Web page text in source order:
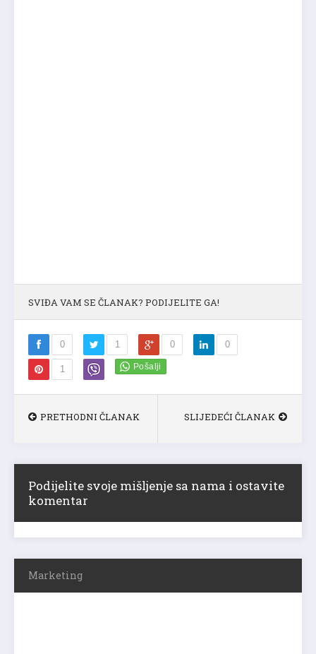
SVIĐA VAM SE ČLANAK? PODIJELITE GA!
0 1 0 0
1
PRETHODNI ČLANAK SLIJEDEĆI ČLANAK
Podijelite svoje mišljenje sa nama i ostavite
komentar
Marketing